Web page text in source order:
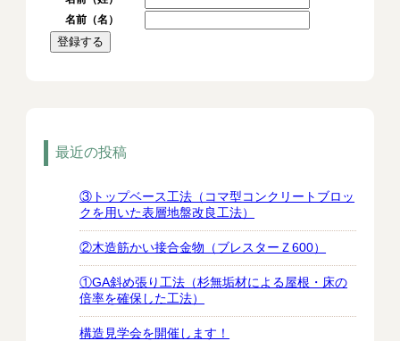
名前（名）
最近の投稿
③トップベース工法（コマ型コンクリートブロッ
クを用いた表層地盤改良工法）
②木造筋かい接合金物（ブレスターＺ600）
①GA斜め張り工法（杉無垢材による屋根・床の
倍率を確保した工法）
構造見学会を開催します！